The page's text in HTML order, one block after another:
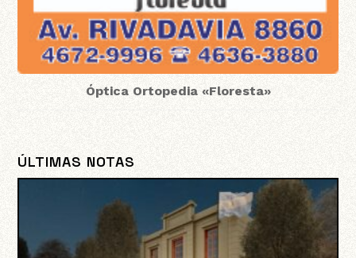
Óptica Ortopedia «Floresta»
ÚLTIMAS NOTAS